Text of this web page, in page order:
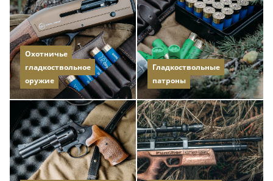
Охотничье
гладкоствольное
оружие
Гладкоствольные
патроны